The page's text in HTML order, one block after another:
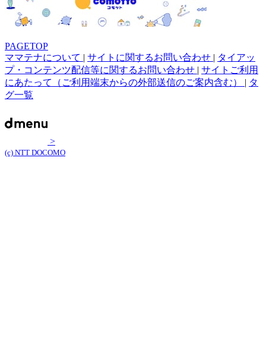
PAGETOP
ママテナについて | サイトに関するお問い合わせ | タイアッ
プ・コンテンツ配信等に関するお問い合わせ | サイトご利用
にあたって（ご利用端末からの外部送信のご案内含む） | タ
グ一覧
>
(c) NTT DOCOMO